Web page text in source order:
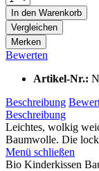
In den Warenkorb
Vergleichen
Merken
Bewerten
Artikel-Nr.:
Beschreibung
Beschreibung
Leichtes, wolkig
Baumwolle. Die
Menü schließen
Bio Kinderkissen